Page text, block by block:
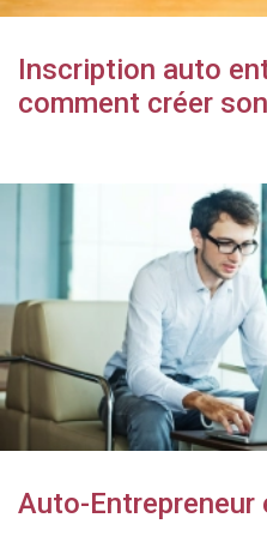
Inscription auto
comment créer
Auto-Entrepreneur